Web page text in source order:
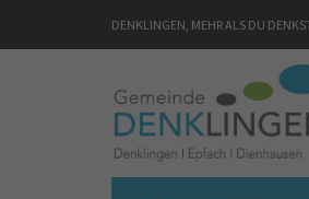
DENKLINGEN, MEHR ALS DU